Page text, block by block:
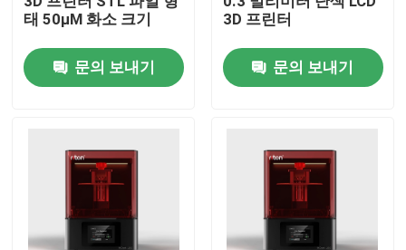
회사 소개
태 50μM 화소 크기
문의 보내기
3D 프린터
문의 보내기